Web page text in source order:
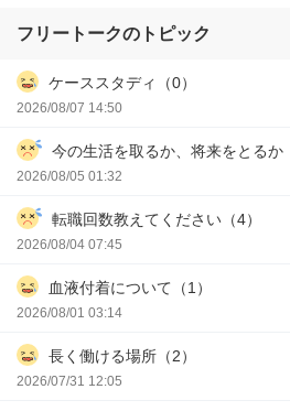
フリートークのトピック
ケーススタディ（0）
2026/08/07 14:50
今の生活を取るか、将来をとるか
2026/08/05 01:32
転職回数教えてください（4）
2026/08/04 07:45
血液付着について（1）
2026/08/01 03:14
長く働ける場所（2）
2026/07/31 12:05